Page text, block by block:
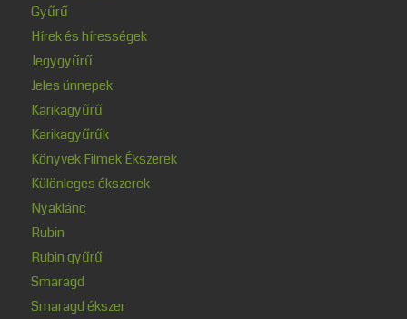
Gyűrű
Hírek és hírességek
Jegygyűrű
Jeles ünnepek
Karikagyűrű
Karikagyűrűk
Könyvek Filmek Ékszerek
Különleges ékszerek
Nyaklánc
Rubin
Rubin gyűrű
Smaragd
Smaragd ékszer